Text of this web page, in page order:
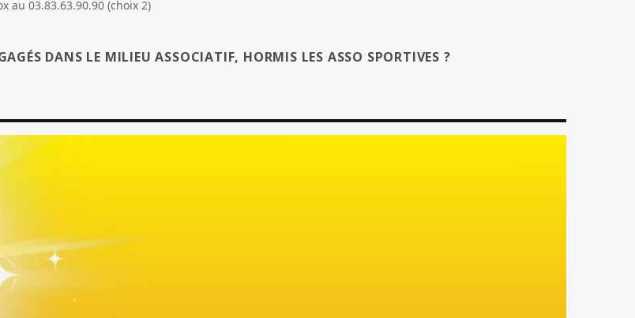
au 03.83.63.90.90 (choix 2)
DANS LE MILIEU ASSOCIATIF, HORMIS LES ASSO SPORTIVES ?